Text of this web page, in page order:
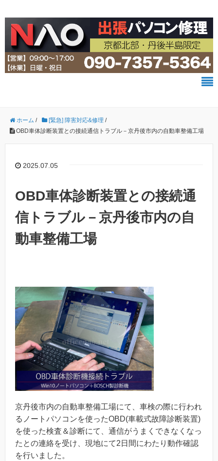
ホーム / [緊急] 障害対応&修理 /
OBD車体診断装置との接続通信トラブル－京丹後市内の自動車整備工場
2025.07.05
OBD車体診断装置との接続通
信トラブル－京丹後市内の自
動車整備工場
京丹後市内の自動車整備工場にて、車検の際に行われ
るノートパソコンを使ったOBD(車載式故障診断装置)
を使った検査＆診断にて、通信がうまくできなくなっ
たとの連絡を受け、現地にて2日間にわたり動作確認
を行いました。